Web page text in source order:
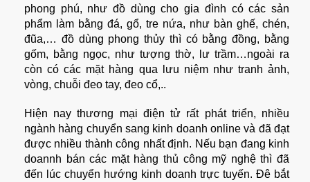
phong phú, như đồ dùng cho gia đình có các sản
phẩm làm bằng đá, gổ, tre nứa, như bàn ghế, chén,
đũa,… đồ dùng phong thủy thì có bằng đồng, bằng
gốm, bằng ngọc, như tượng thờ, lư trầm…ngoài ra
còn có các mặt hàng qua lưu niệm như tranh ảnh,
vòng, chuỗi đeo tay, đeo cổ,..
Hiện nay thương mại điện tử rất phát triển, nhiều
ngành hàng chuyển sang kinh doanh online và đã đạt
được nhiều thành công nhất định. Nếu bạn đang kinh
doannh bán các mặt hàng thủ công mỹ nghệ thì đã
đến lúc chuyển hướng kinh doanh trực tuyến. Đê bắt